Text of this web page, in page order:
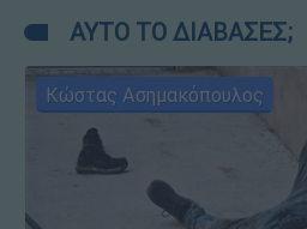
ΑΥΤΟ ΤΟ ΔΙΑΒΑΣΕΣ;
Κώστας Ασημακόπουλος